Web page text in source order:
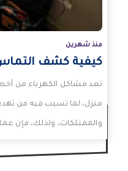
منذ شهرين
كيفية كشف التماس
تعد مشاكل الكهرباء من
منزل، لما تسبب فيه من
والممتلكات، ولذلك، فإن